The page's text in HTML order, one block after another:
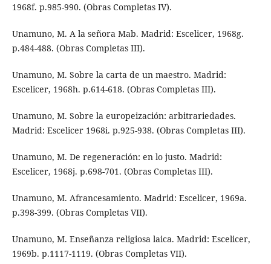
1968f. p.985-990. (Obras Completas IV).
Unamuno, M. A la señora Mab. Madrid: Escelicer, 1968g.
p.484-488. (Obras Completas III).
Unamuno, M. Sobre la carta de un maestro. Madrid:
Escelicer, 1968h. p.614-618. (Obras Completas III).
Unamuno, M. Sobre la europeización: arbitrariedades.
Madrid: Escelicer 1968i. p.925-938. (Obras Completas III).
Unamuno, M. De regeneración: en lo justo. Madrid:
Escelicer, 1968j. p.698-701. (Obras Completas III).
Unamuno, M. Afrancesamiento. Madrid: Escelicer, 1969a.
p.398-399. (Obras Completas VII).
Unamuno, M. Enseñanza religiosa laica. Madrid: Escelicer,
1969b. p.1117-1119. (Obras Completas VII).